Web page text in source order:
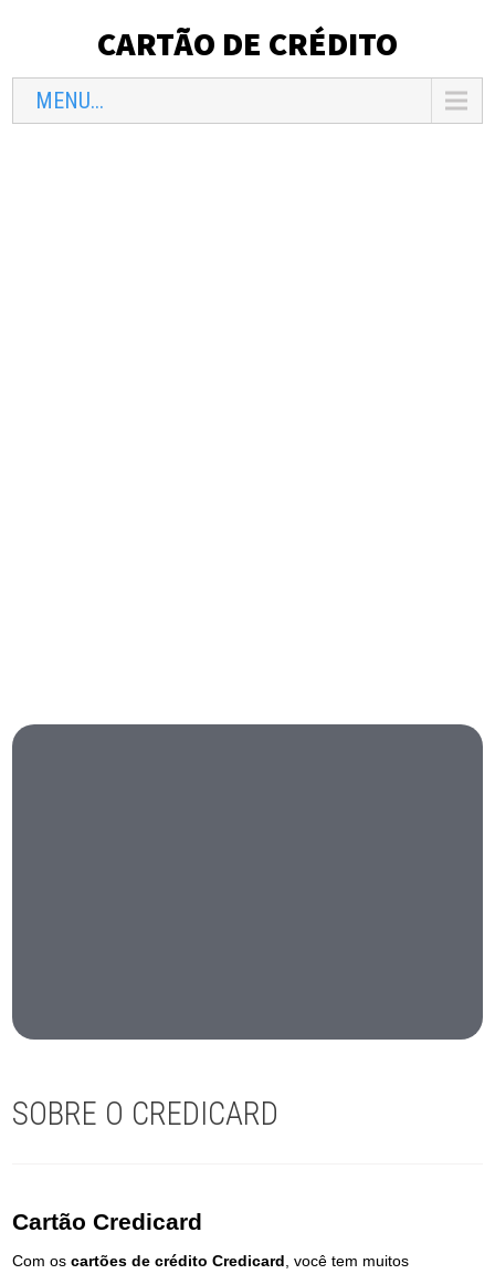
CARTÃO DE CRÉDITO
MENU...
SOBRE O CREDICARD
Cartão Credicard
Com os cartões de crédito Credicard , você tem muitos